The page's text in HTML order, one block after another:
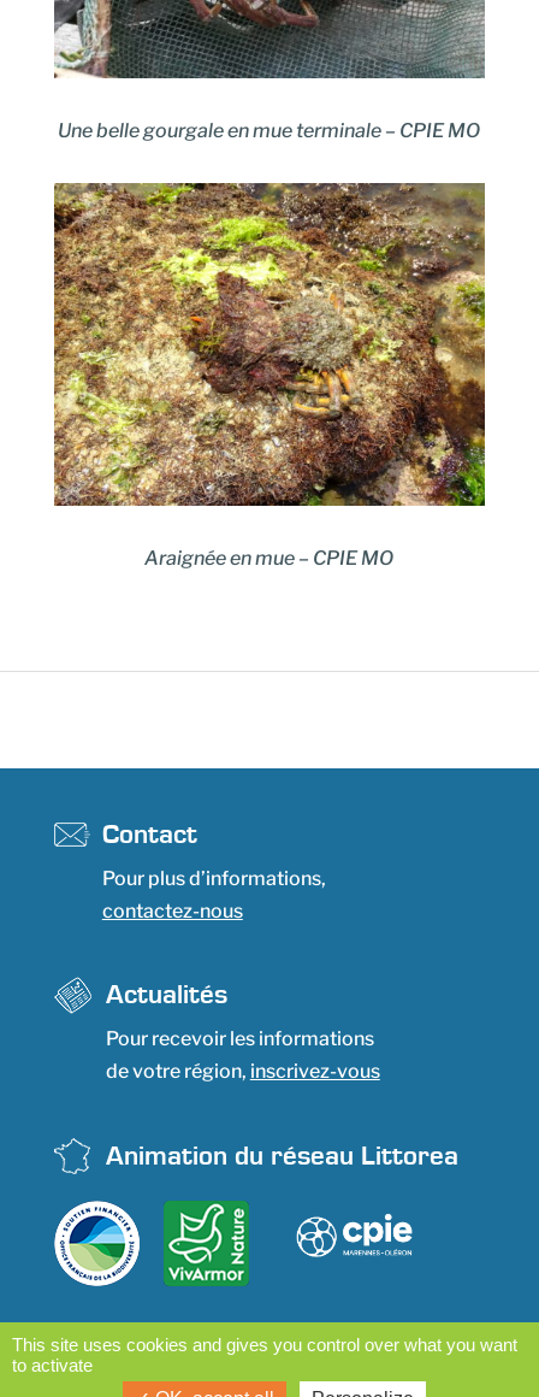
Une belle gourgale en mue terminale – CPIE MO
Araignée en mue – CPIE MO
Contact
Pour plus d’informations,
contactez-nous
Actualités
Pour recevoir les informations
de votre région, inscrivez-vous
Animation du réseau Littorea
This site uses cookies and gives you control over what you want
to activate